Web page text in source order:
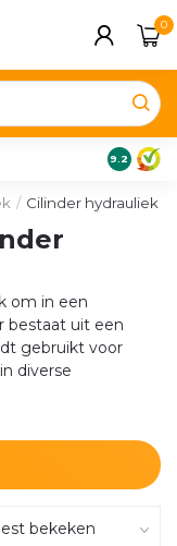
0
9.2
/ Cilinder hydrauliek
om in een
bestaat uit een
gebruikt voor
diverse